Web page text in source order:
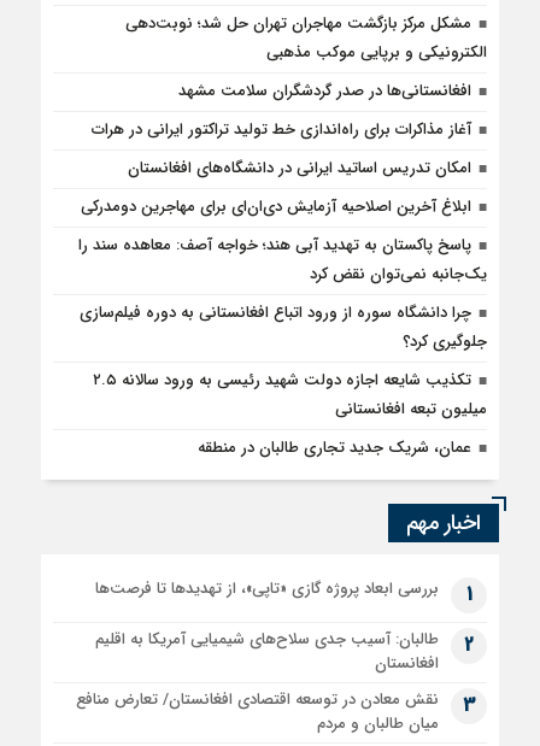
مشکل مرکز بازگشت مهاجران تهران حل شد؛ نوبت‌دهی
الکترونیکی و برپایی موکب مذهبی
افغانستانی‌ها در صدر گردشگران سلامت مشهد
آغاز مذاکرات برای راه‌اندازی خط تولید تراکتور ایرانی در هرات
امکان تدریس اساتید ایرانی در دانشگاه‌های افغانستان
ابلاغ آخرین اصلاحیه آزمایش دی‌ان‌ای برای مهاجرین دومدرکی
پاسخ پاکستان به تهدید آبی هند؛ خواجه آصف: معاهده سند را
یک‌جانبه نمی‌توان نقض کرد
چرا دانشگاه سوره از ورود اتباع افغانستانی به دوره فیلم‌سازی
جلوگیری کرد؟
تکذیب شایعه اجازه دولت شهید رئیسی به ورود سالانه ۲.۵
میلیون تبعه افغانستانی
عمان، شریک جدید تجاری طالبان در منطقه
اخبار مهم
1 بررسی ابعاد پروژه گازی «تاپی»، از تهدیدها تا فرصت‌ها
2
طالبان: آسیب جدی سلاح‌های شیمیایی آمریکا به اقلیم
افغانستان
3
نقش معادن در توسعه اقتصادی افغانستان/ تعارض منافع
میان طالبان و مردم